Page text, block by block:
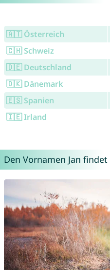
🇦🇹 Österreich
🇨🇭 Schweiz
🇩🇪 Deutschland
🇩🇰 Dänemark
🇪🇸 Spanien
🇮🇪 Irland
Den Vornamen Jan